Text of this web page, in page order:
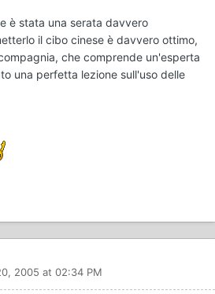
è stata una serata davvero
il cibo cinese è davvero ottimo,
che comprende un'esperta
una perfetta lezione sull'uso delle
2005 at 02:34 PM